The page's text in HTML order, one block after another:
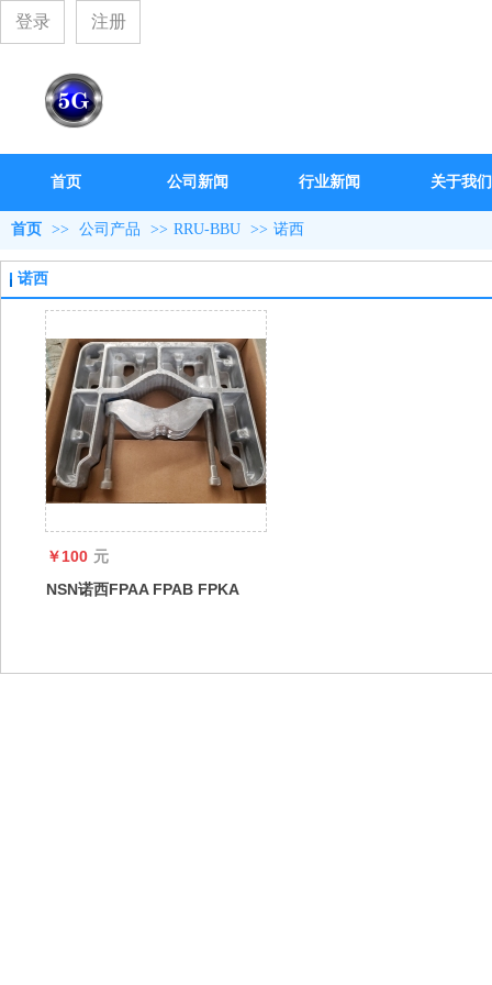
登录 注册
首页 公司新闻 行业新闻 关于我们
首页 >> 公司产品 >> RRU-BBU >> 诺西
诺西
￥100 元
NSN诺西FPAA FPAB FPKA